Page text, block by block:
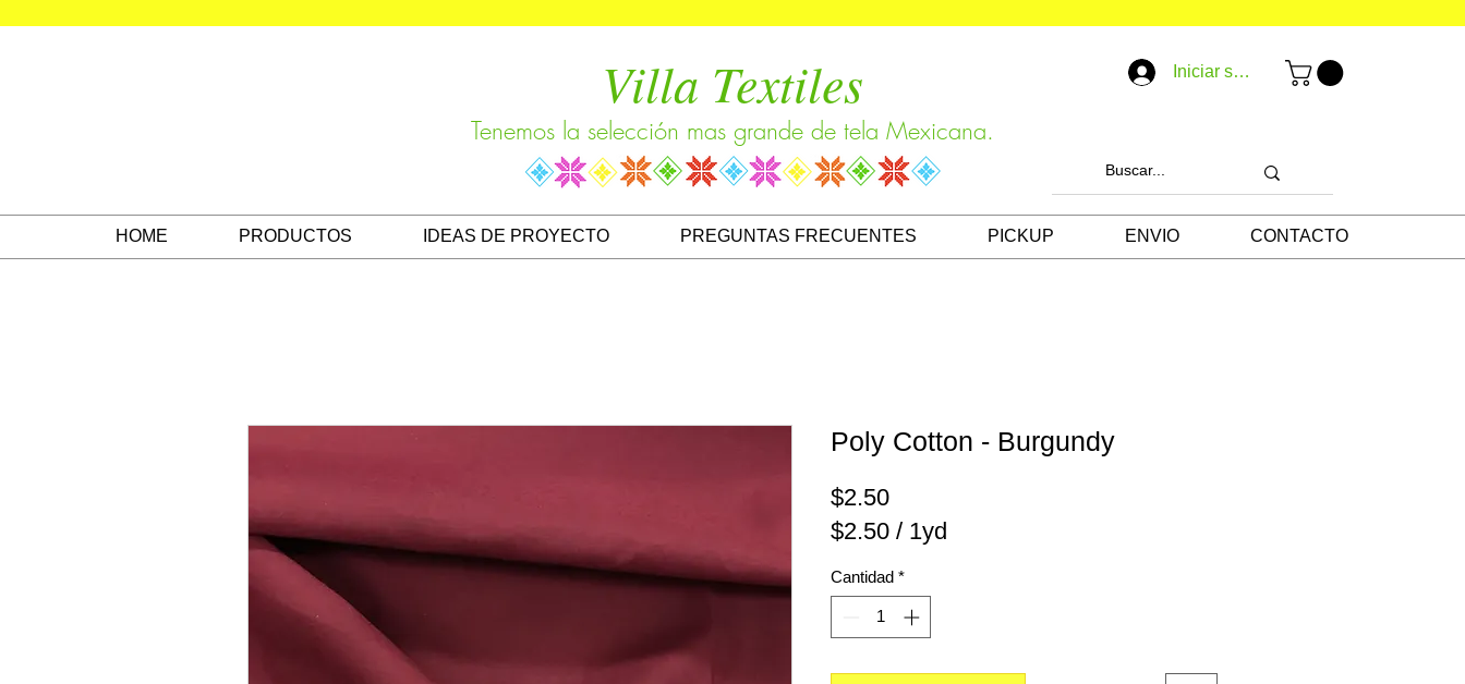
Villa Textiles
Tenemos la selección mas grande de tela Mexicana.
Iniciar sesión
HOME PRODUCTOS IDEAS DE PROYECTO PREGUNTAS FRECUENTES PICKUP ENVIO CONTACTO
Poly Cotton - Burgundy
$2.50Precio
$2.50 / 1yd
por
Cantidad *